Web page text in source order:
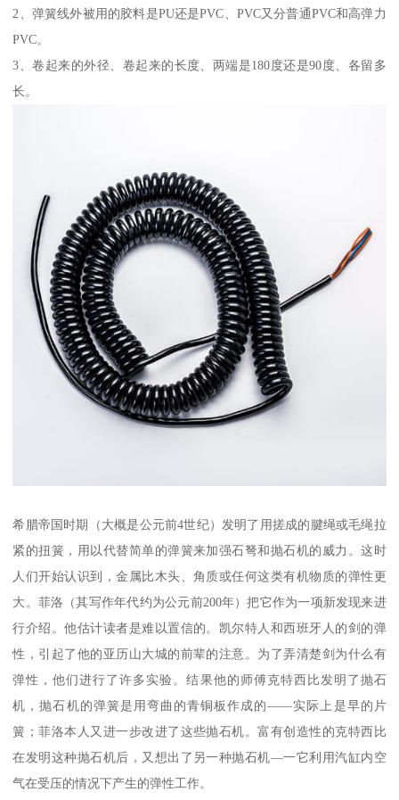
2、弹簧线外被用的胶料是PU还是PVC、PVC又分普通PVC和高弹力
PVC。
3、卷起来的外径、卷起来的长度、两端是180度还是90度、各留多
长。
希腊帝国时期（大概是公元前4世纪）发明了用搓成的腱绳或毛绳拉
紧的扭簧，用以代替简单的弹簧来加强石弩和抛石机的威力。这时
人们开始认识到，金属比木头、角质或任何这类有机物质的弹性更
大。菲洛（其写作年代约为公元前200年）把它作为一项新发现来进
行介绍。他估计读者是难以置信的。凯尔特人和西班牙人的剑的弹
性，引起了他的亚历山大城的前辈的注意。为了弄清楚剑为什么有
弹性，他们进行了许多实验。结果他的师傅克特西比发明了抛石
机，抛石机的弹簧是用弯曲的青铜板作成的——实际上是早的片
簧；菲洛本人又进一步改进了这些抛石机。富有创造性的克特西比
在发明这种抛石机后，又想出了另一种抛石机—一它利用汽缸内空
气在受压的情况下产生的弹性工作。